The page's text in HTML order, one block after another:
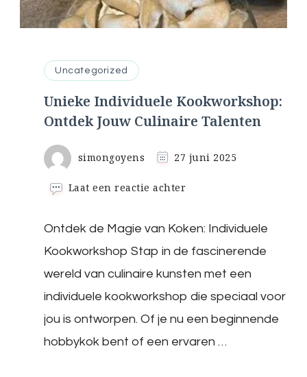
Uncategorized
Unieke Individuele Kookworkshop:
Ontdek Jouw Culinaire Talenten
simongoyens 27 juni 2025
Laat een reactie achter
Kookworkshop:
Ontdek
Jouw
Culinaire
Ontdek de Magie van Koken: Individuele
Kookworkshop Stap in de fascinerende
wereld van culinaire kunsten met een
individuele kookworkshop die speciaal voor
jou is ontworpen. Of je nu een beginnende
hobbykok bent of een ervaren …